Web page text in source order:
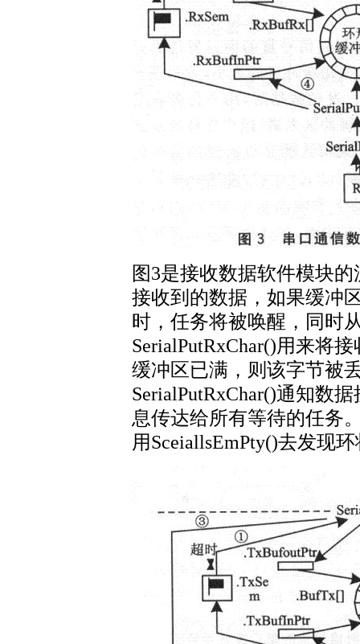
图3是接收数据软件模块的
接收到的数据，如果缓冲
时，任务将被唤醒，同时
SerialPutRxChar()用来将
缓冲区已满，则该字节被
SerialPutRxChar()通知数
息传达给所有等待的任务
用SceiallsEmPty()去发现